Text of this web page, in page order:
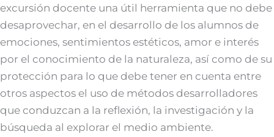
excursión docente una útil herramienta que no debe
desaprovechar, en el desarrollo de los alumnos de
emociones, sentimientos estéticos, amor e interés
por el conocimiento de la naturaleza, así como de su
protección para lo que debe tener en cuenta entre
otros aspectos el uso de métodos desarrolladores
que conduzcan a la reflexión, la investigación y la
búsqueda al explorar el medio ambiente.